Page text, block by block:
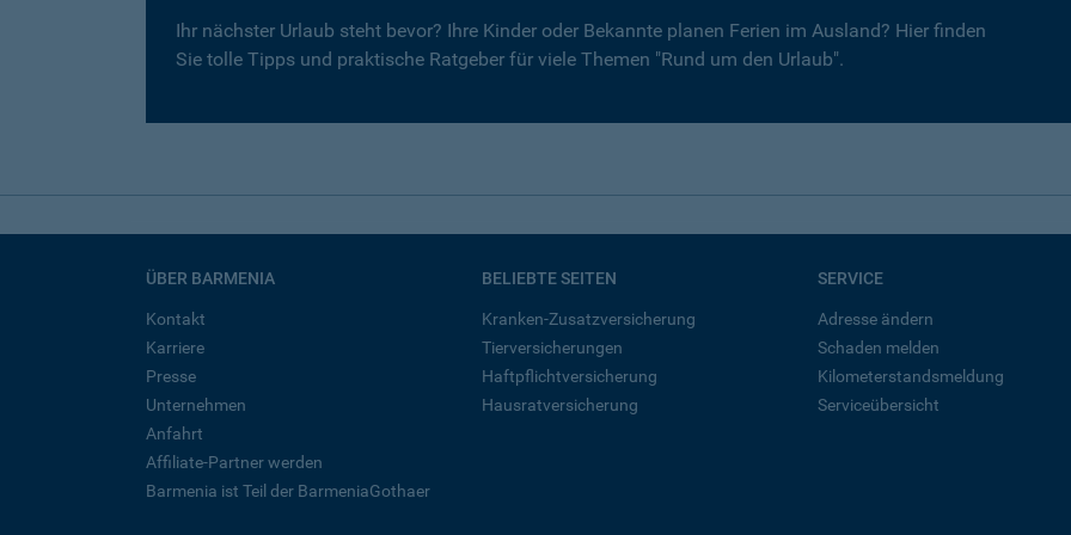
Ihr nächster Urlaub steht bevor? Ihre Kinder oder Bekannte planen Ferien im Ausland? Hier finden
Sie tolle Tipps und praktische Ratgeber für viele Themen "Rund um den Urlaub".
ÜBER BARMENIA
Kontakt
Karriere
Presse
Unternehmen
Anfahrt
Affiliate-Partner werden
Barmenia ist Teil der BarmeniaGothaer
BELIEBTE SEITEN
Kranken-Zusatzversicherung
Tierversicherungen
Haftpflichtversicherung
Hausratversicherung
SERVICE
Adresse ändern
Schaden melden
Kilometerstandsmeldung
Serviceübersicht